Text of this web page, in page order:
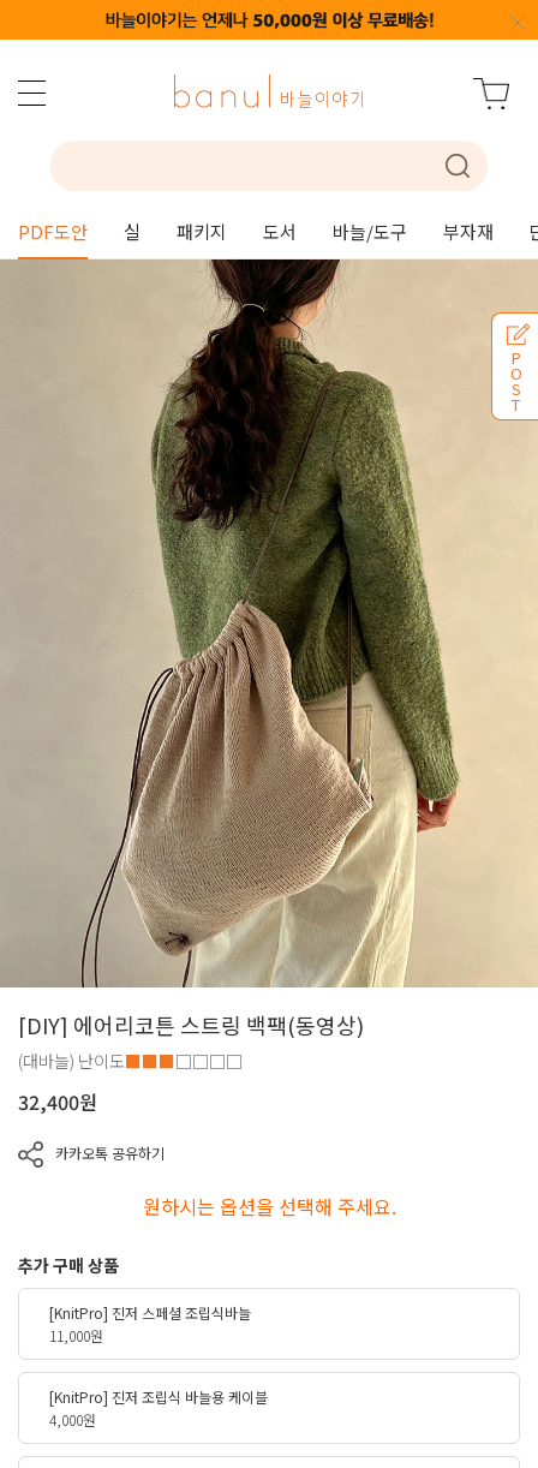
PDF도안 실 패키지 도서 바늘/도구 부자재
P
O
S
T
[DIY] 에어리코튼 스트링 백팩(동영상)
(대바늘) 난이도■■■□□□□
32,400원
카카오톡 공유하기
원하시는 옵션을 선택해 주세요.
추가 구매 상품
[KnitPro] 진저 스페셜 조립식바늘
11,000원
[KnitPro] 진저 조립식 바늘용 케이블
4,000원